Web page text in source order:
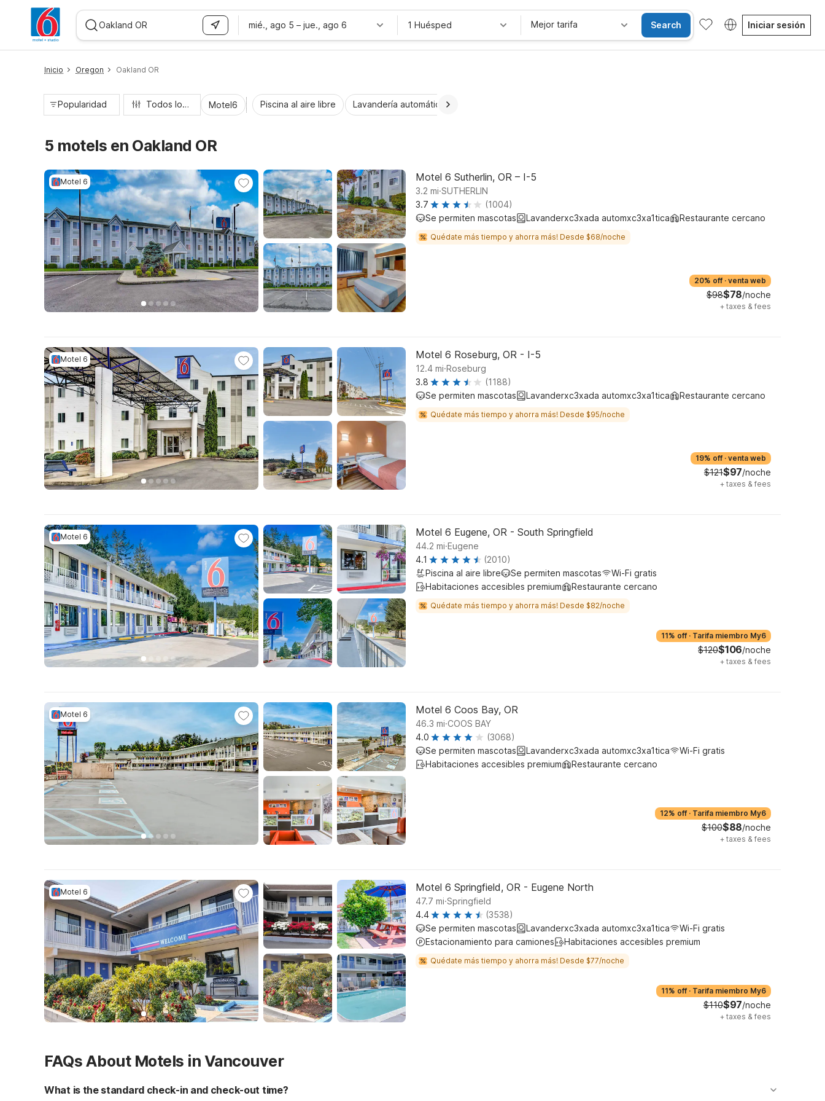
mié., ago 5 – jue., ago 6 1 Huésped Mejor tarifa Search Iniciar sesión
Inicio Oregon Oakland OR
Popularidad Todos los filtros Motel6 Piscina al aire libre Lavandería automática
5 motels en Oakland OR
Motel 6 Motel 6 Sutherlin, OR – I-5
3.2 mi.SUTHERLIN
3.7
(1004)
Se permiten mascotas
Lavanderxc3xada automxc3xa1tica Restaurante cercano
Quédate más tiempo y ahorra más! Desde $68/noche
20% off · venta web
$98$78/noche
+ taxes & fees
Motel 6 Motel 6 Roseburg, OR - I-5
12.4 mi.Roseburg
3.8
(1188)
Se permiten mascotas
Lavanderxc3xada automxc3xa1tica Restaurante cercano
Quédate más tiempo y ahorra más! Desde $95/noche
19% off · venta web
$121$97/noche
+ taxes & fees
Motel 6 Motel 6 Eugene, OR - South Springfield
44.2 mi.Eugene
4.1
(2010)
Piscina al aire libre
Se permiten mascotas
Wi-Fi gratis
Habitaciones accesibles premium
Restaurante cercano
Quédate más tiempo y ahorra más! Desde $82/noche
11% off · Tarifa miembro My6
$120$106/noche
+ taxes & fees
Motel 6 Motel 6 Coos Bay, OR
46.3 mi.COOS BAY
4.0
(3068)
Se permiten mascotas
Lavanderxc3xada automxc3xa1tica
Wi-Fi gratis
Habitaciones accesibles premium
Restaurante cercano
12% off · Tarifa miembro My6
$100$88/noche
+ taxes & fees
Motel 6 Motel 6 Springfield, OR - Eugene North
47.7 mi.Springfield
4.4
(3538)
Se permiten mascotas
Lavanderxc3xada automxc3xa1tica
Wi-Fi gratis
Estacionamiento para camiones
Habitaciones accesibles premium
Quédate más tiempo y ahorra más! Desde $77/noche
11% off · Tarifa miembro My6
$110$97/noche
+ taxes & fees
FAQs About Motels in Vancouver
What is the standard check-in and check-out time?